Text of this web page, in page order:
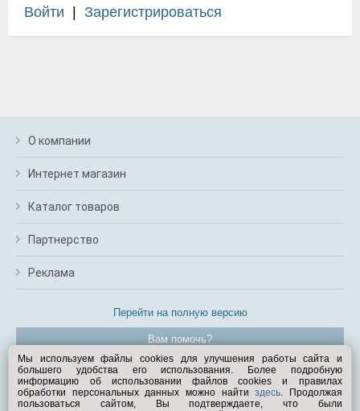
Войти Зарегистрироваться
О компании
Интернет магазин
Каталог товаров
Партнерство
Реклама
Перейти на полную версию
Вам помочь?
© Exist.ru 1998—2026
Мы используем файлы cookies для улучшения работы сайта и
большего удобства его использования. Более подробную
информацию об использовании файлов cookies и правилах
обработки персональных данных можно найтиздесь. Продолжая
пользоваться сайтом, Вы подтверждаете, что были